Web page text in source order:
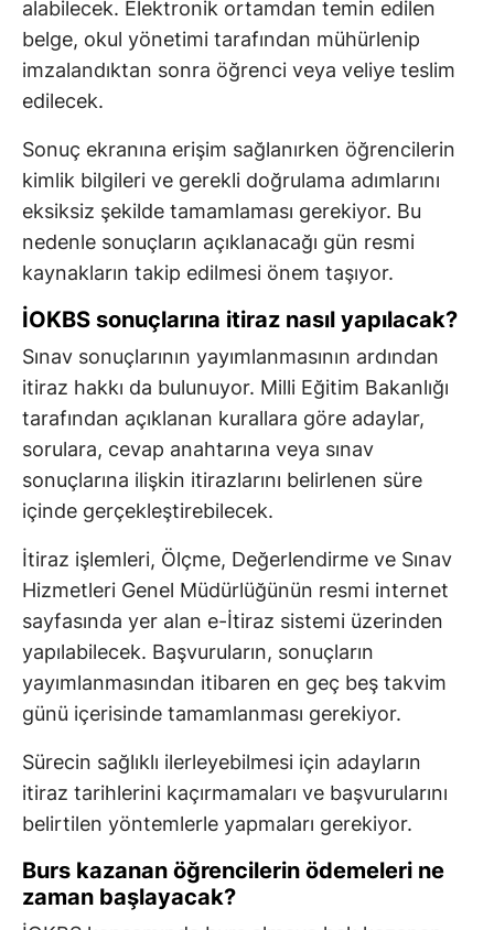
alabilecek. Elektronik ortamdan temin edilen
belge, okul yönetimi tarafından mühürlenip
imzalandıktan sonra öğrenci veya veliye teslim
edilecek.
Sonuç ekranına erişim sağlanırken öğrencilerin
kimlik bilgileri ve gerekli doğrulama adımlarını
eksiksiz şekilde tamamlaması gerekiyor. Bu
nedenle sonuçların açıklanacağı gün resmi
kaynakların takip edilmesi önem taşıyor.
İOKBS sonuçlarına itiraz nasıl yapılacak?
Sınav sonuçlarının yayımlanmasının ardından
itiraz hakkı da bulunuyor. Milli Eğitim Bakanlığı
tarafından açıklanan kurallara göre adaylar,
sorulara, cevap anahtarına veya sınav
sonuçlarına ilişkin itirazlarını belirlenen süre
içinde gerçekleştirebilecek.
İtiraz işlemleri, Ölçme, Değerlendirme ve Sınav
Hizmetleri Genel Müdürlüğünün resmi internet
sayfasında yer alan e-İtiraz sistemi üzerinden
yapılabilecek. Başvuruların, sonuçların
yayımlanmasından itibaren en geç beş takvim
günü içerisinde tamamlanması gerekiyor.
Sürecin sağlıklı ilerleyebilmesi için adayların
itiraz tarihlerini kaçırmamaları ve başvurularını
belirtilen yöntemlerle yapmaları gerekiyor.
Burs kazanan öğrencilerin ödemeleri ne
zaman başlayacak?